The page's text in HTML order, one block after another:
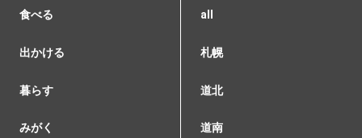
食べる
出かける
暮らす
みがく
all
札幌
道北
道南